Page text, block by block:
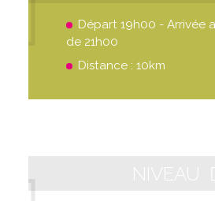
Départ 19h00 - Arrivée
de 21h00
Distance : 10km